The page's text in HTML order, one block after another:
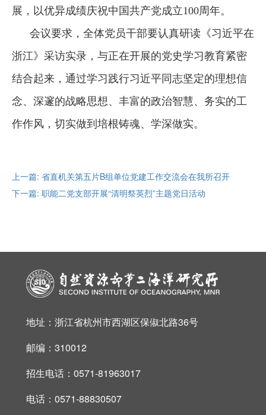
展，以优异成绩庆祝中国共产党成立100周年。
会议要求，全体党员干部要认真研读《习近平在
浙江》采访实录，与正在开展的党史学习教育紧密
结合起来，通过学习践行习近平同志坚定的理想信
念、深邃的战略思想、丰富的政治智慧、务实的工
作作风，切实做到培根铸魂、学深做实。
上一篇: 省直机关第五片B组单位党建工作交流会在我所召开
下一篇: 职能二党支部开展“清明祭英烈”主题党日活动
地址：浙江省杭州市西湖区保俶北路36号
邮编：310012
招生电话：0571-81963017
电话：0571-88830507